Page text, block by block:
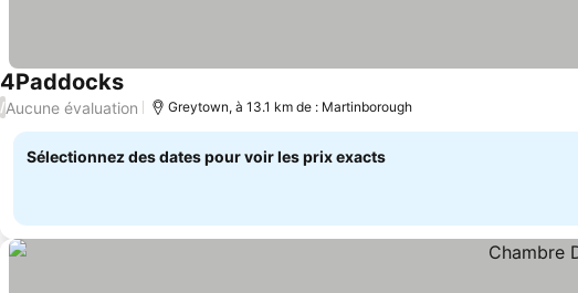
4PaddocksConsulter les prix
/Aucune évaluation Greytown, à 13.1 km de : Martinborough
Sélectionnez des dates pour voir les prix exacts